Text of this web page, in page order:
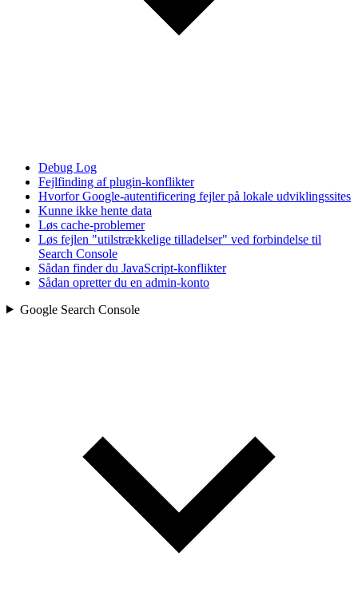
Debug Log
Fejlfinding af plugin-konflikter
Hvorfor Google-autentificering fejler på lokale udviklingssites
Kunne ikke hente data
Løs cache-problemer
Løs fejlen "utilstrækkelige tilladelser" ved forbindelse til
Search Console
Sådan finder du JavaScript-konflikter
Sådan opretter du en admin-konto
Google Search Console